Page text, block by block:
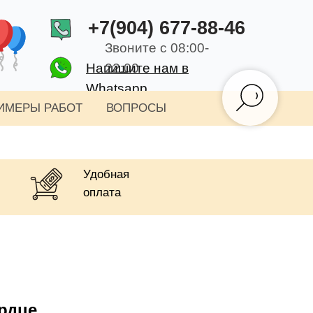
+7(904) 677-88-46
Звоните с 08:00-
22:00
Напишите нам в
Whatsapp
РАБОТ ВОПРОСЫ
Удобная
оплата